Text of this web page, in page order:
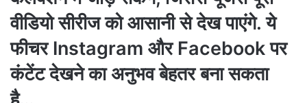
वीडियो सीरीज को आसानी से देख पाएंगे. ये
फीचर Instagram और Facebook पर
कंटेंट देखने का अनुभव बेहतर बना सकता